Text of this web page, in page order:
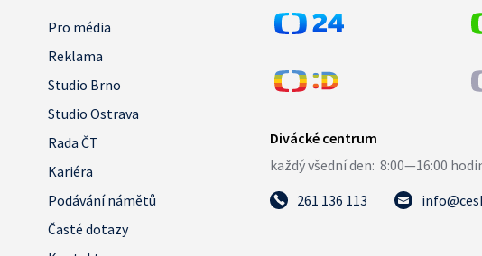
Pro média
Reklama
Studio Brno
Studio Ostrava
Rada ČT
Kariéra
Podávání námětů
Časté dotazy
261 136 113